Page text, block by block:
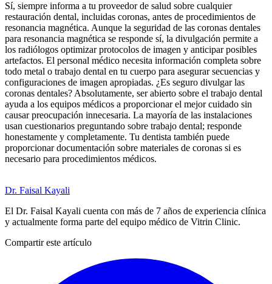
Sí, siempre informa a tu proveedor de salud sobre cualquier
restauración dental, incluidas coronas, antes de procedimientos de
resonancia magnética. Aunque la seguridad de las coronas dentales
para resonancia magnética se responde sí, la divulgación permite a
los radiólogos optimizar protocolos de imagen y anticipar posibles
artefactos. El personal médico necesita información completa sobre
todo metal o trabajo dental en tu cuerpo para asegurar secuencias y
configuraciones de imagen apropiadas. ¿Es seguro divulgar las
coronas dentales? Absolutamente, ser abierto sobre el trabajo dental
ayuda a los equipos médicos a proporcionar el mejor cuidado sin
causar preocupación innecesaria. La mayoría de las instalaciones
usan cuestionarios preguntando sobre trabajo dental; responde
honestamente y completamente. Tu dentista también puede
proporcionar documentación sobre materiales de coronas si es
necesario para procedimientos médicos.
Dr. Faisal Kayali
El Dr. Faisal Kayali cuenta con más de 7 años de experiencia clínica
y actualmente forma parte del equipo médico de Vitrin Clinic.
Compartir este artículo